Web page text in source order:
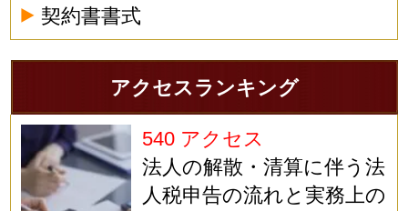
契約書書式
アクセスランキング
540 アクセス
法人の解散・清算に伴う法
人税申告の流れと実務上の